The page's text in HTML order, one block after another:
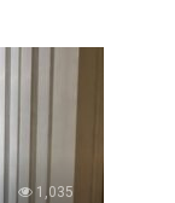
1,035